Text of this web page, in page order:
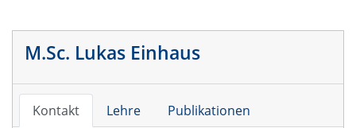
M.Sc. Lukas Einhaus
Kontakt Lehre Publikationen